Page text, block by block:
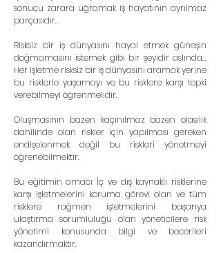
sonucu zarara uğramak iş hayatının ayrılmaz
parçasıdır..
Risksiz bir iş dünyasını hayal etmek güneşin
doğmamasını istemek gibi bir şeyidir aslında...
Her işletme risksiz bir iş dünyasını aramak yerine
bu risklerle yaşamayı ve bu risklere karşı tepki
verebilmeyi öğrenmelidir.
Oluşmasının bazen kaçınılmaz bazen olasılık
dahilinde olan riskler için yapılması gereken
endişelenmek değil bu riskleri yönetmeyi
öğrenebilmektir.
Bu eğitimin amacı İç ve dış kaynaklı risklerine
karşı işletmelerini koruma görevi olan ve tüm
risklere rağmen işletmelerini başarıya
ulaştırma sorumluluğu olan yöneticilere risk
yönetimi konusunda bilgi ve becerileri
kazandırmaktır.